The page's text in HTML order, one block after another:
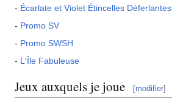
- Écarlate et Violet Étincelles Déferlantes
- Promo SV
- Promo SWSH
- L'Île Fabuleuse
Jeux auxquels je joue [modifier]